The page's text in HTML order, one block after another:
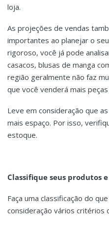
loja.
As projeções de vendas
importantes ao planejar o
rigoroso, você já pode
casacos, blusas de manga
região geralmente não faz
que você venderá mais
Leve em consideração que
mais espaço. Por isso,
estoque.
Classifique seus produtos
Faça uma classificação do
consideração vários critérios